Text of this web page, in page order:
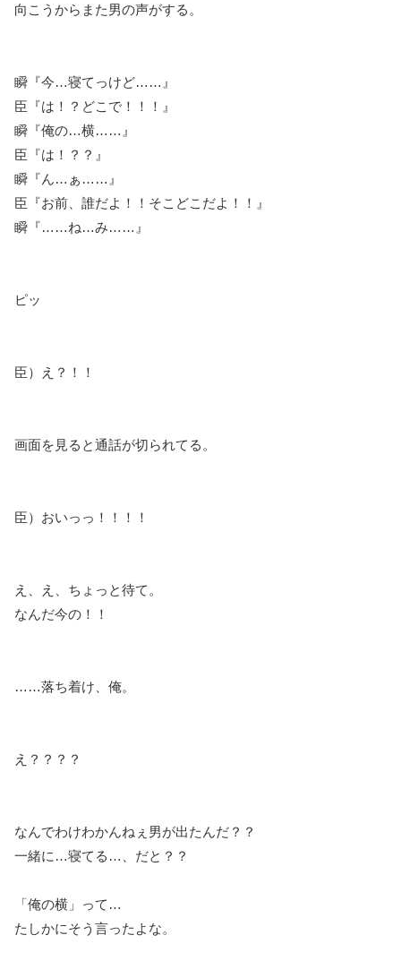
向こうからまた男の声がする。
瞬『今…寝てっけど……』
臣『は！？どこで！！！』
瞬『俺の…横……』
臣『は！？？』
瞬『ん…ぁ……』
臣『お前、誰だよ！！そこどこだよ！！』
瞬『……ね…み……』
ピッ
臣）え？！！
画面を見ると通話が切られてる。
臣）おいっっ！！！！
え、え、ちょっと待て。
なんだ今の！！
……落ち着け、俺。
え？？？？
なんでわけわかんねぇ男が出たんだ？？
一緒に…寝てる…、だと？？
「俺の横」って…
たしかにそう言ったよな。